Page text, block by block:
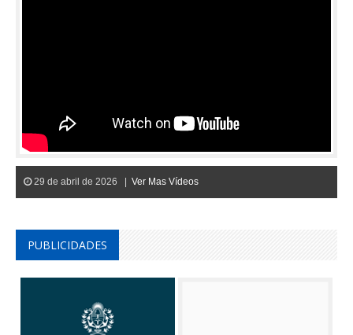
29 de abril de 2026 | Ver Mas Vídeos
PUBLICIDADES